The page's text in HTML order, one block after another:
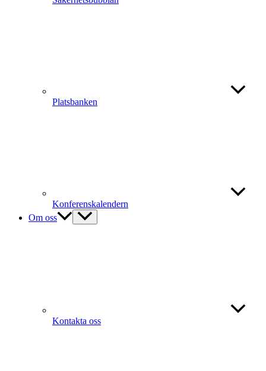
Platsbanken
Konferenskalendern
Om oss
Kontakta oss